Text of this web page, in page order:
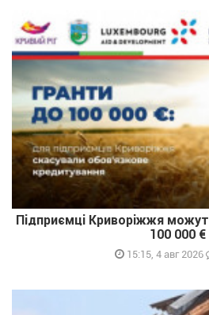
Підприємці Криворіжжя
100 000 €
15:15, 4 авг 2026